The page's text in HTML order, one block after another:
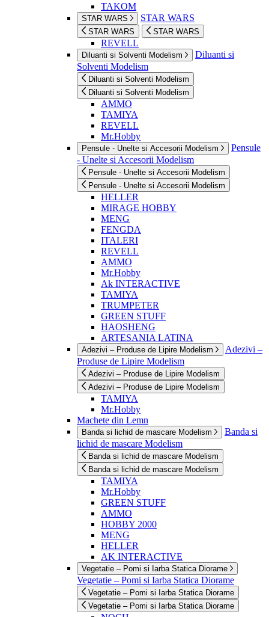
TAKOM
STAR WARS STAR WARS
STAR WARS STAR WARS
REVELL
Diluanti si Solventi Modelism
Diluanti si
Solventi Modelism
Diluanti si Solventi Modelism
Diluanti si Solventi Modelism
AMMO
TAMIYA
REVELL
Mr.Hobby
Pensule - Unelte si Accesorii Modelism
Pensule
- Unelte si Accesorii Modelism
Pensule - Unelte si Accesorii Modelism
Pensule - Unelte si Accesorii Modelism
HELLER
MIRAGE HOBBY
MENG
FENGDA
ITALERI
REVELL
AMMO
Mr.Hobby
Ak INTERACTIVE
TAMIYA
TRUMPETER
GREEN STUFF
HAOSHENG
ARTESANIA LATINA
Adezivi – Produse de Lipire Modelism
Adezivi –
Produse de Lipire Modelism
Adezivi – Produse de Lipire Modelism
Adezivi – Produse de Lipire Modelism
TAMIYA
Mr.Hobby
Machete din Lemn
Banda si lichid de mascare Modelism
Banda si
lichid de mascare Modelism
Banda si lichid de mascare Modelism
Banda si lichid de mascare Modelism
TAMIYA
Mr.Hobby
GREEN STUFF
AMMO
HOBBY 2000
MENG
HELLER
AK INTERACTIVE
Vegetatie – Pomi si Iarba Statica Diorame
Vegetatie – Pomi si Iarba Statica Diorame
Vegetatie – Pomi si Iarba Statica Diorame
Vegetatie – Pomi si Iarba Statica Diorame